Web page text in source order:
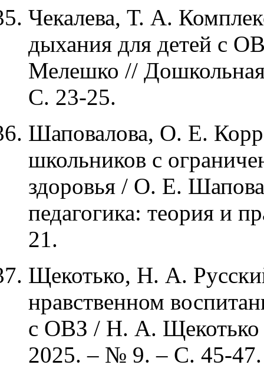
Чекалева, Т. А.
дыхания для детей с
Мелешко //
С. 23-25.
Шаповалова, О. Е.
школьников с
здоровья / О. Е.
педагогика: теория и
21.
Щекотько, Н. А.
нравственном
с ОВЗ / Н. А. Щекотько
2025. – № 9. – С. 45-47.